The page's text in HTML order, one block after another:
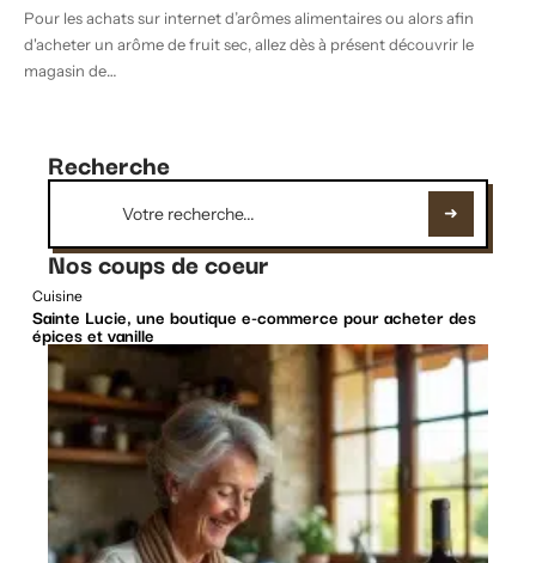
Pour les achats sur internet d’arômes alimentaires ou alors afin
d'acheter un arôme de fruit sec, allez dès à présent découvrir le
magasin de…
Recherche
Nos coups de coeur
Cuisine
Sainte Lucie, une boutique e-commerce pour acheter des
épices et vanille